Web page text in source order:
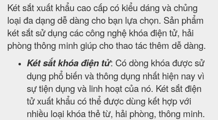
Két sắt xuất khẩu cao cấp có kiểu dáng và chủng
loại đa dạng dễ dàng cho bạn lựa chọn. Sản phẩm
két sắt sử dụng các công nghệ khóa điện tử, hải
phòng thông minh giúp cho thao tác thêm dễ dàng.
Két sắt khóa điện tử: Có dòng khóa được sử
dụng phổ biến và thông dụng nhất hiện nay vì
sự tiện dụng và linh hoạt của nó. Két sắt điện
tử xuất khẩu có thể được dùng kết hợp với
nhiều loại khóa thẻ từ, hải phòng, thông minh.